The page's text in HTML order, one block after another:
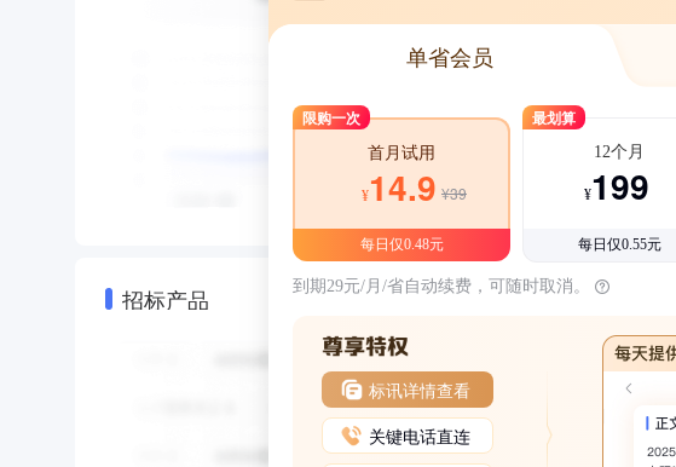
招标产品
单省会员
限购一次
首月试用
¥14.9 ¥39
每日仅0.48元
最划算
12个月
¥199
每日仅0.55元
到期29元/月/省自动续费，可随时取消。
标讯详情查看
关键电话直连